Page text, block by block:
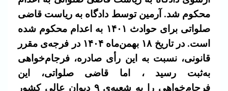
محکوم شد.آرمین توسط دادگاه به ریاست قاضی
صلواتی برای حوادث ۱۴۰۱ به اعدام محکوم شده
است. در تاریخ ۱۸ بهمن‌ماه ۱۴۰۴ در فرجه‌ی مقرر
قانونی، نسبت به این رأی صادره، فرجام‌خواهی
بەثبت رسید ، اما قاضی صلواتی، این
فرجام‌خواهی را به شعبه‌ی ۹ دیوان عالی کشور